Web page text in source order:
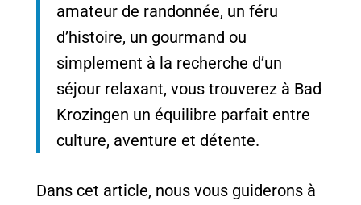
amateur de randonnée, un féru
d’histoire, un gourmand ou
simplement à la recherche d’un
séjour relaxant, vous trouverez à Bad
Krozingen un équilibre parfait entre
culture, aventure et détente.
Dans cet article, nous vous guiderons à